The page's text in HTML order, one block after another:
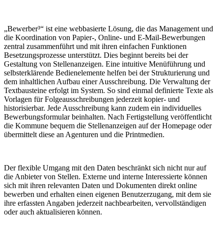
„Bewerber³“ ist eine webbasierte Lösung, die das Management und
die Koordination von Papier-, Online- und E-Mail-Bewerbungen
zentral zusammenführt und mit ihren einfachen Funktionen
Besetzungsprozesse unterstützt. Dies beginnt bereits bei der
Gestaltung von Stellenanzeigen. Eine intuitive Menüführung und
selbsterklärende Bedienelemente helfen bei der Strukturierung und
dem inhaltlichen Aufbau einer Ausschreibung. Die Verwaltung der
Textbausteine erfolgt im System. So sind einmal definierte Texte als
Vorlagen für Folgeausschreibungen jederzeit kopier- und
historisierbar. Jede Ausschreibung kann zudem ein individuelles
Bewerbungsformular beinhalten. Nach Fertigstellung veröffentlicht
die Kommune bequem die Stellenanzeigen auf der Homepage oder
übermittelt diese an Agenturen und die Printmedien.
Der flexible Umgang mit den Daten beschränkt sich nicht nur auf
die Anbieter von Stellen. Externe und interne Interessierte können
sich mit ihren relevanten Daten und Dokumenten direkt online
bewerben und erhalten einen eigenen Benutzerzugang, mit dem sie
ihre erfassten Angaben jederzeit nachbearbeiten, vervollständigen
oder auch aktualisieren können.